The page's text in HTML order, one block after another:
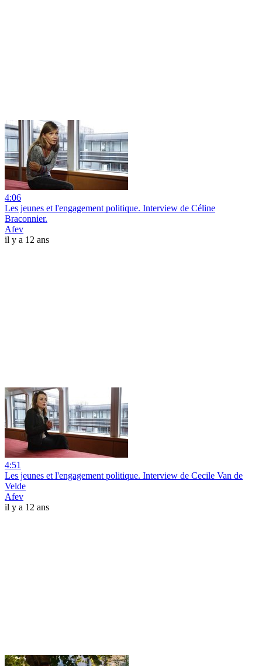
4:06
Les jeunes et l'engagement politique. Interview de Céline
Braconnier.
Afev
il y a 12 ans
4:51
Les jeunes et l'engagement politique. Interview de Cecile Van de
Velde
Afev
il y a 12 ans